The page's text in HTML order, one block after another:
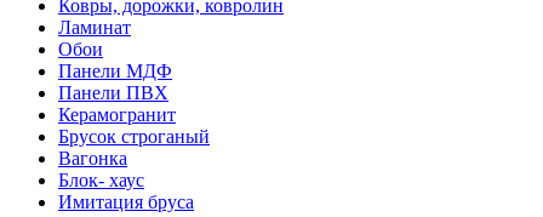
Ковры, дорожки, ковролин
Ламинат
Обои
Панели МДФ
Панели ПВХ
Керамогранит
Брусок строганый
Вагонка
Блок- хаус
Имитация бруса